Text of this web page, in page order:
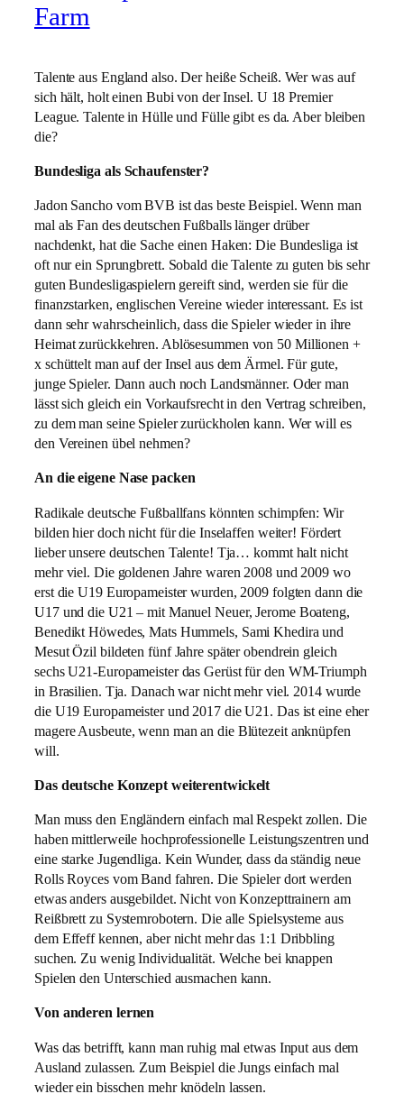
Farm
Talente aus England also. Der heiße Scheiß. Wer was auf
sich hält, holt einen Bubi von der Insel. U 18 Premier
League. Talente in Hülle und Fülle gibt es da. Aber bleiben
die?
Bundesliga als Schaufenster?
Jadon Sancho vom BVB ist das beste Beispiel. Wenn man
mal als Fan des deutschen Fußballs länger drüber
nachdenkt, hat die Sache einen Haken: Die Bundesliga ist
oft nur ein Sprungbrett. Sobald die Talente zu guten bis sehr
guten Bundesligaspielern gereift sind, werden sie für die
finanzstarken, englischen Vereine wieder interessant. Es ist
dann sehr wahrscheinlich, dass die Spieler wieder in ihre
Heimat zurückkehren. Ablösesummen von 50 Millionen +
x schüttelt man auf der Insel aus dem Ärmel. Für gute,
junge Spieler. Dann auch noch Landsmänner. Oder man
lässt sich gleich ein Vorkaufsrecht in den Vertrag schreiben,
zu dem man seine Spieler zurückholen kann. Wer will es
den Vereinen übel nehmen?
An die eigene Nase packen
Radikale deutsche Fußballfans könnten schimpfen: Wir
bilden hier doch nicht für die Inselaffen weiter! Fördert
lieber unsere deutschen Talente! Tja… kommt halt nicht
mehr viel. Die goldenen Jahre waren 2008 und 2009 wo
erst die U19 Europameister wurden, 2009 folgten dann die
U17 und die U21 – mit Manuel Neuer, Jerome Boateng,
Benedikt Höwedes, Mats Hummels, Sami Khedira und
Mesut Özil bildeten fünf Jahre später obendrein gleich
sechs U21-Europameister das Gerüst für den WM-Triumph
in Brasilien. Tja. Danach war nicht mehr viel. 2014 wurde
die U19 Europameister und 2017 die U21. Das ist eine eher
magere Ausbeute, wenn man an die Blütezeit anknüpfen
will.
Das deutsche Konzept weiterentwickelt
Man muss den Engländern einfach mal Respekt zollen. Die
haben mittlerweile hochprofessionelle Leistungszentren und
eine starke Jugendliga. Kein Wunder, dass da ständig neue
Rolls Royces vom Band fahren. Die Spieler dort werden
etwas anders ausgebildet. Nicht von Konzepttrainern am
Reißbrett zu Systemrobotern. Die alle Spielsysteme aus
dem Effeff kennen, aber nicht mehr das 1:1 Dribbling
suchen. Zu wenig Individualität. Welche bei knappen
Spielen den Unterschied ausmachen kann.
Von anderen lernen
Was das betrifft, kann man ruhig mal etwas Input aus dem
Ausland zulassen. Zum Beispiel die Jungs einfach mal
wieder ein bisschen mehr knödeln lassen.